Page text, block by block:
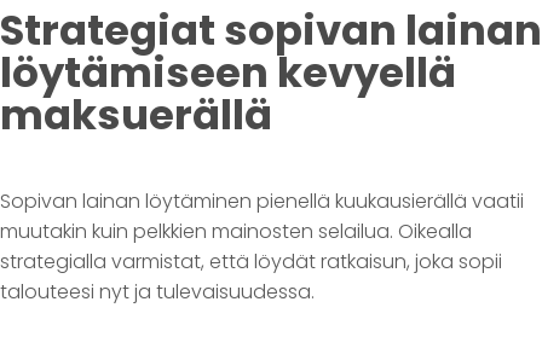
Strategiat sopivan lainan
löytämiseen kevyellä
maksuerällä
Sopivan lainan löytäminen pienellä kuukausierällä vaatii
muutakin kuin pelkkien mainosten selailua. Oikealla
strategialla varmistat, että löydät ratkaisun, joka sopii
talouteesi nyt ja tulevaisuudessa.